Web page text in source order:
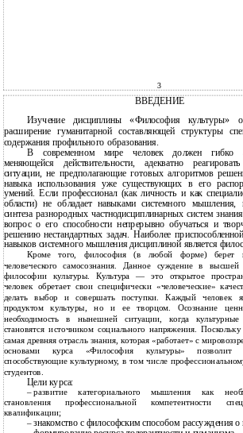
3
ВВЕДЕНИЕ
Изучение дисциплины «Философия культуры»
расширение гуманитарной составляющей структуры
содержания профильного образования.
В современном мире человек должен гибко
меняющейся действительности, адекватно
ситуации, не предполагающие готовых алгоритмов
навыка использования уже существующих в его
умений. Если профессионал (как личность и как
области) не обладает навыками системного мышления,
синтеза разнородных частнодисциплинарных систем
вопрос о его способности непрерывно обучаться и
решению нестандартных задач. Наиболее
навыков системного мышления дисциплиной является
Кроме того, философия (в любой форме) берет
человеческого самосознания. Данное суждение в
философии культуры. Культура — это открытое
человек обретает свои специфически «человеческие»
делать выбор и совершать поступки. Каждый человек
продуктом культуры, но и ее творцом. Осознание
необходимость в нынешней ситуации, когда культурные
становятся источником социального напряжения.
самая древняя отрасль знания, которая «работает» с
основами курса «Философия культуры» позволит
способствующие культурному, в том числе
студентов.
Цели курса:
– развитие категориального мышления как
становления профессиональной компетентности
квалификации;
– знакомство с философским способом рассуждения о